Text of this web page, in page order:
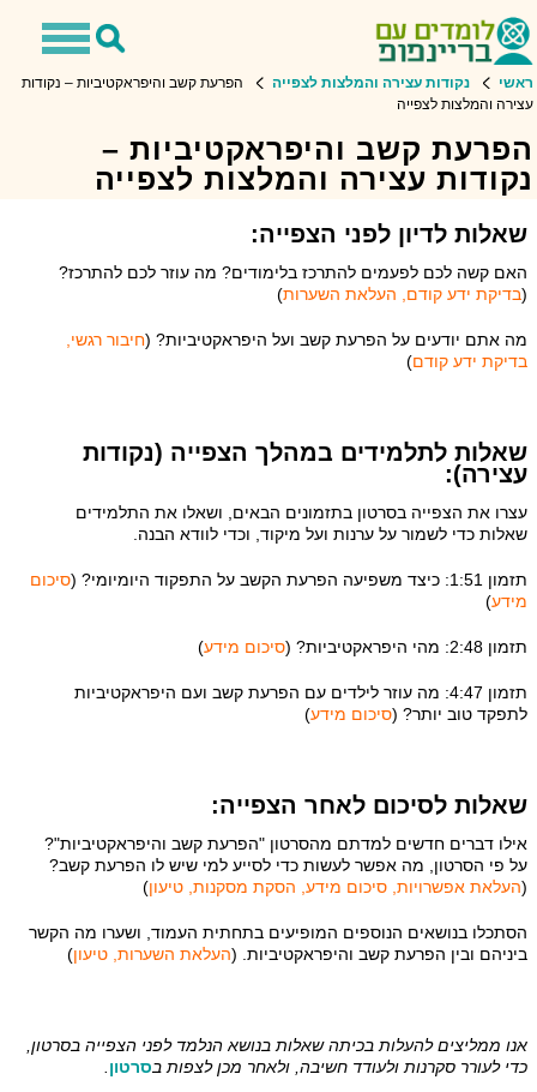
Toggle
Toggle
ראשי נקודות עצירה והמלצות לצפייה
הפרעת קשב והיפראקטיביות – נקודות
עצירה והמלצות לצפייה
הפרעת קשב והיפראקטיביות –
נקודות עצירה והמלצות לצפייה
שאלות לדיון לפני הצפייה:
האם קשה לכם לפעמים להתרכז בלימודים? מה עוזר לכם להתרכז?
(בדיקת ידע קודם, העלאת השערות)
מה אתם יודעים על הפרעת קשב ועל היפראקטיביות? (חיבור רגשי,
בדיקת ידע קודם)
שאלות לתלמידים במהלך הצפייה (נקודות
עצירה):
עצרו את הצפייה בסרטון בתזמונים הבאים, ושאלו את התלמידים
שאלות כדי לשמור על ערנות ועל מיקוד, וכדי לוודא הבנה.
תזמון 1:51: כיצד משפיעה הפרעת הקשב על התפקוד היומיומי? (
סיכום
מידע)
תזמון 2:48: מהי היפראקטיביות? ( סיכום מידע)
תזמון 4:47: מה עוזר לילדים עם הפרעת קשב ועם היפראקטיביות
לתפקד טוב יותר? (סיכום מידע)
שאלות לסיכום לאחר הצפייה:
אילו דברים חדשים למדתם מהסרטון "הפרעת קשב והיפראקטיביות"?
על פי הסרטון, מה אפשר לעשות כדי לסייע למי שיש לו הפרעת קשב?
(העלאת אפשרויות, סיכום מידע, הסקת מסקנות, טיעון)
הסתכלו בנושאים הנוספים המופיעים בתחתית העמוד, ושערו מה הקשר
ביניהם ובין הפרעת קשב והיפראקטיביות. (העלאת השערות, טיעון)
אנו ממליצים להעלות בכיתה שאלות בנושא הנלמד לפני הצפייה בסרטון,
כדי לעורר סקרנות ולעודד חשיבה, ולאחר מכן לצפות בסרטון